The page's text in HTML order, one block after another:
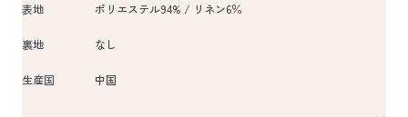
表地 ポリエステル94% / リネン6％
裏地 なし
生産国 中国